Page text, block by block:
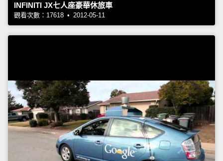
INFINITI JX七人座豪華休旅車
觀看次數：17618 • 2012-05-11